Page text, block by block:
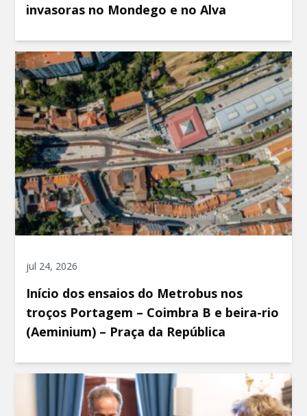
invasoras no Mondego e no Alva
jul 24, 2026
Início dos ensaios do Metrobus nos
troços Portagem – Coimbra B e beira-rio
(Aeminium) – Praça da República